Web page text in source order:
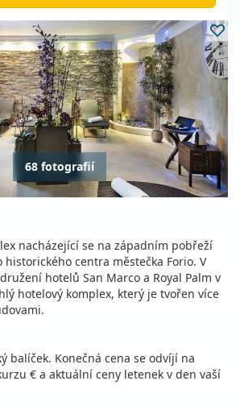
68 fotografií
nacházející se na západním pobřeží
historického centra městečka Forio. V
hotelů San Marco a Royal Palm v
hotelový komplex, který je tvořen více
balíček. Konečná cena se odvíjí na
€ a aktuální ceny letenek v den vaší